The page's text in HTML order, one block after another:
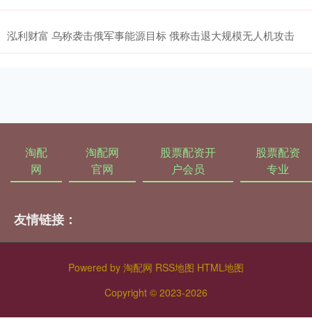
泓利财富 乌称袭击俄军事能源目标 俄称击退大规模无人机攻击
淘配
网
淘配网
官网
股票配资开
户会员
股票配资
专业
友情链接：
Powered by 淘配网 RSS地图 HTML地图
Copyright © 2023-2026